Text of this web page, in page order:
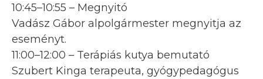
10:45–10:55 – Megnyitó
Vadász Gábor alpolgármester megnyitja az
eseményt.
11:00–12:00 – Terápiás kutya bemutató
Szubert Kinga terapeuta, gyógypedagógus